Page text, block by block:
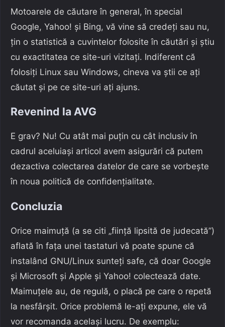
Motoarele de căutare în general, în special
Google, Yahoo! și Bing, vă vine să credeți sau nu,
țin o statistică a cuvintelor folosite în căutări și știu
cu exactitatea ce site-uri vizitați. Indiferent că
folosiți Linux sau Windows, cineva va știi ce ați
căutat și pe ce site-uri ați ajuns.
Revenind la AVG
E grav? Nu! Cu atât mai puțin cu cât inclusiv în
cadrul aceluiași articol avem asigurări că putem
dezactiva colectarea datelor de care se vorbește
în noua politică de confidențialitate.
Concluzia
Orice maimuță (a se citi „ființă lipsită de judecată”)
aflată în fața unei tastaturi vă poate spune că
instalând GNU/Linux sunteți safe, că doar Google
și Microsoft și Apple și Yahoo! colectează date.
Maimuțele au, de regulă, o placă pe care o repetă
la nesfârșit. Orice problemă le-ați expune, ele vă
vor recomanda același lucru. De exemplu: